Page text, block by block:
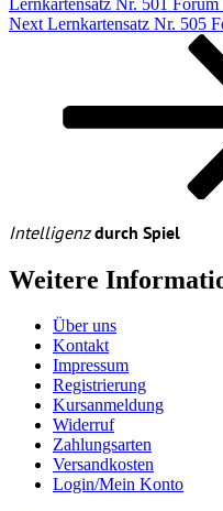
Next
Next Lernkartensatz Nr. 505
Intelligenzdurch Spiel
Weitere
Über uns
Kontakt
Impressum
Registrierung
Kursanmeldung
Widerruf
Zahlungsarten
Versandkosten
Login/Mein Konto